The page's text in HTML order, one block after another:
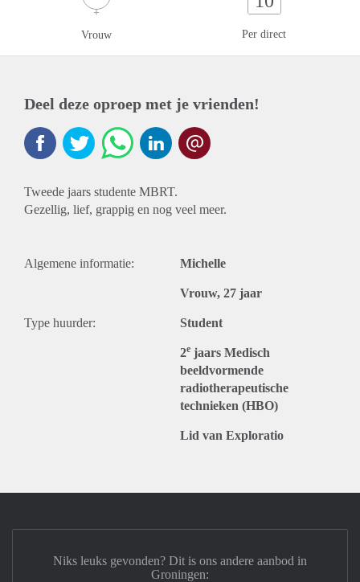
Vrouw Per direct
Deel deze oproep met je vrienden!
Tweede jaars studente MBRT.
Gezellig, lief, grappig en nog veel meer.
Algemene informatie: Michelle
Vrouw, 27 jaar
Type huurder: Student
2e jaars Medisch
beeldvormende
radiotherapeutische
technieken (HBO)
Lid van Exploratio
Niks leuks gevonden? Dit is ons andere aanbod in
Groningen: